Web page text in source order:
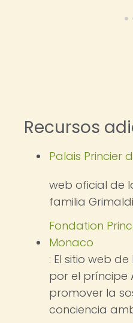
Recursos
Palais Princier
web oficial de
familia
Fondation
Monaco
: El sitio web
por el príncipe
promover la
conciencia